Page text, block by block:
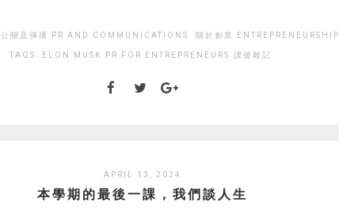
公關及傳播 PR AND COMMUNICATIONS 關於創業 ENTREPRENEURSHIP
TAGS: ELON MUSK PR FOR ENTREPRENEURS 課後雜記
APRIL 13, 2024
本學期的最後一課，我們談人生